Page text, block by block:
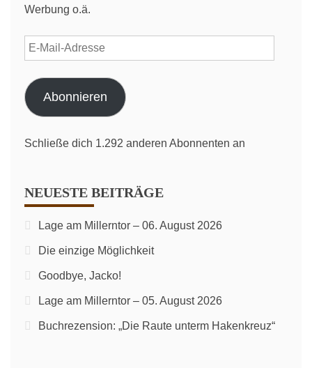
Werbung o.ä.
E-
Mail-
Adresse
Abonnieren
Schließe dich 1.292 anderen Abonnenten an
NEUESTE BEITRÄGE
Lage am Millerntor – 06. August 2026
Die einzige Möglichkeit
Goodbye, Jacko!
Lage am Millerntor – 05. August 2026
Buchrezension: „Die Raute unterm Hakenkreuz“